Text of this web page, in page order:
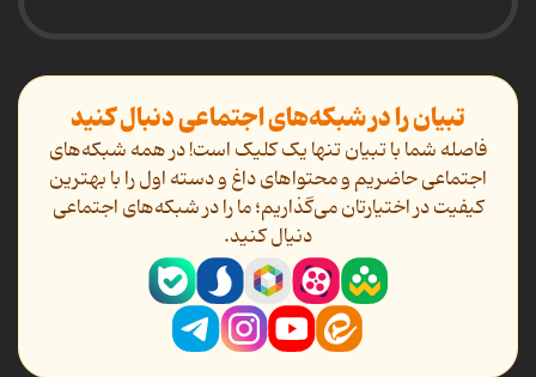
تبیان را در شبکه‌های اجتماعی دنبال کنید
فاصله شما با تبیان تنها یک کلیک است! در همه شبکه‌های
اجتماعی حاضریم و محتواهای داغ و دسته اول را با بهترین
کیفیت در اختیارتان می‌گذاریم؛ ما را در شبکه‌های اجتماعی
دنیال کنید.